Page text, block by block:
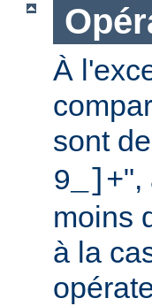
À
sont
9_]+",
moins
à la